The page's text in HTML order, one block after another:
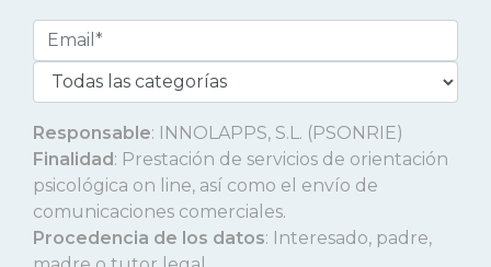
Responsable: INNOLAPPS, S.L. (PSONRIE)
Finalidad: Prestación de servicios de orientación
psicológica on line, así como el envío de
comunicaciones comerciales.
Procedencia de los datos: Interesado, padre,